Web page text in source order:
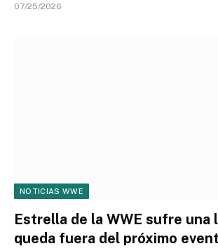
07/25/2026
NOTICIAS WWE
Estrella de la WWE sufre una
queda fuera del próximo